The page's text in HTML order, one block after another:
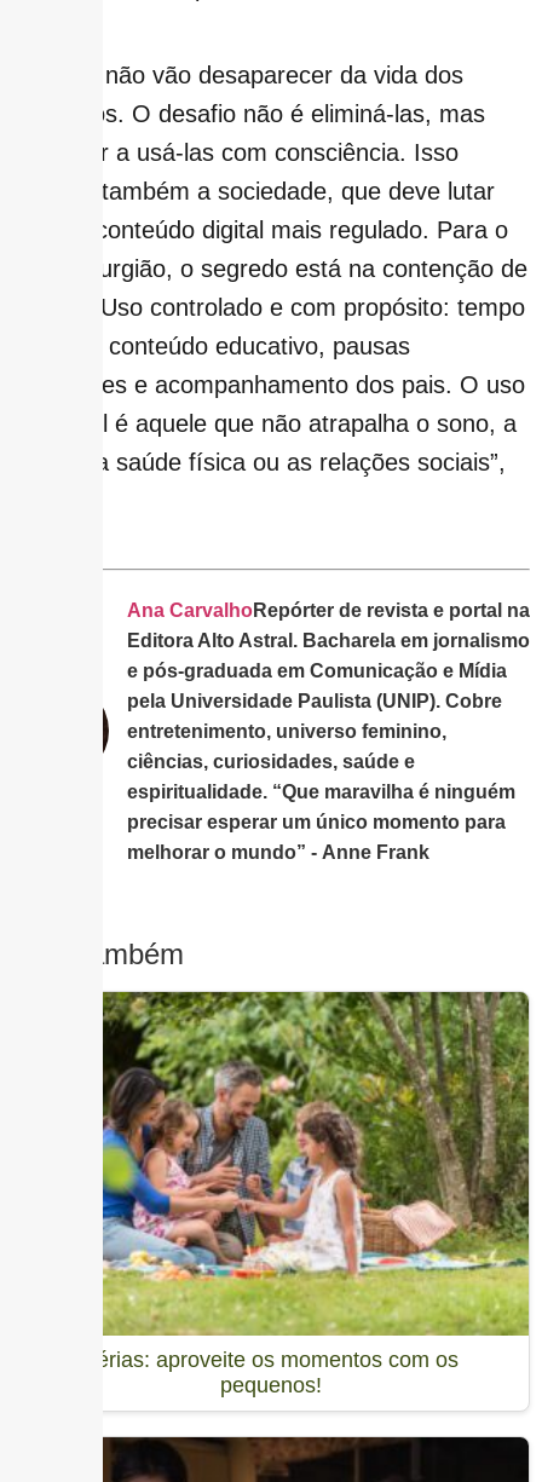
As telas não vão desaparecer da vida dos
pequenos. O desafio não é eliminá-las, mas
aprender a usá-las com consciência. Isso
envolve também a sociedade, que deve lutar
por um conteúdo digital mais regulado. Para o
neurocirurgião, o segredo está na contenção de
danos: “Uso controlado e com propósito: tempo
limitado, conteúdo educativo, pausas
frequentes e acompanhamento dos pais. O uso
saudável é aquele que não atrapalha o sono, a
escola, a saúde física ou as relações sociais”,
Ana CarvalhoRepórter de revista e portal na
Editora Alto Astral. Bacharela em jornalismo
e pós-graduada em Comunicação e Mídia
pela Universidade Paulista (UNIP). Cobre
entretenimento, universo feminino,
ciências, curiosidades, saúde e
espiritualidade. “Que maravilha é ninguém
precisar esperar um único momento para
melhorar o mundo” - Anne Frank
Leia Também
Férias: aproveite os momentos com os
pequenos!